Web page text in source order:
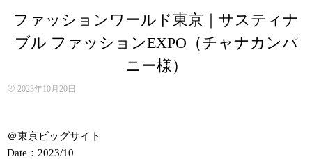
ファッションワールド東京｜サスティナ
ブル ファッションEXPO（チャナカンパ
ニー様）
2023年10月20日
＠東京ビッグサイト
Date：2023/10